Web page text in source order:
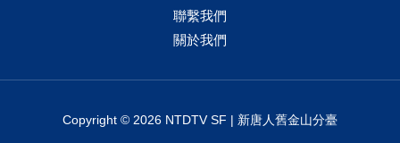
聯繫我們
關於我們
Copyright © 2026 NTDTV SF | 新唐人舊金山分臺